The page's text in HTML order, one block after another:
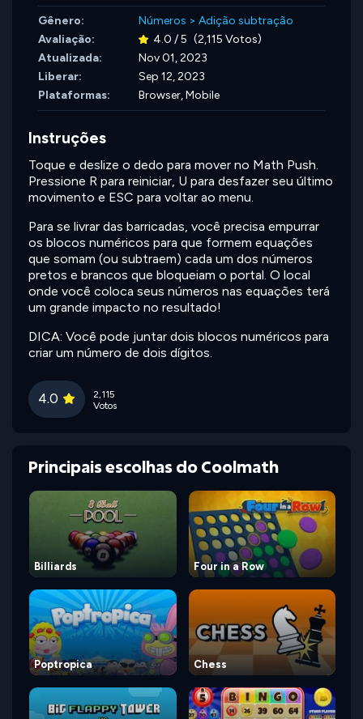
Gênero: Números > Adição subtração
Avaliação:
4.0 / 5 (2,115 Votos)
Atualizada:
Nov 01, 2023
Liberar:
Sep 12, 2023
Plataformas:
Browser, Mobile
Instruções
Toque e deslize o dedo para mover no Math Push.
Pressione R para reiniciar, U para desfazer seu último
movimento e ESC para voltar ao menu.
Para se livrar das barricadas, você precisa empurrar
os blocos numéricos para que formem equações
que somam (ou subtraem) cada um dos números
pretos e brancos que bloqueiam o portal. O local
onde você coloca seus números nas equações terá
um grande impacto no resultado!
DICA: Você pode juntar dois blocos numéricos para
criar um número de dois dígitos.
4.0
2,115
Votos
Principais escolhas do Coolmath
Billiards Four in a Row
Poptropica Chess